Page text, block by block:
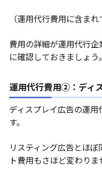
（運用代行費用に含ま
費用の詳細が運用代行
に確認しておきましょう。
運用代行費用②：ディ
ディスプレイ広告の運
す。
リスティング広告とほ
ト費用もさほど変わりま